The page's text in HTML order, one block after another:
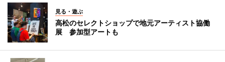
見る・遊ぶ
高松のセレクトショップで地元アーティスト協働
展 参加型アートも